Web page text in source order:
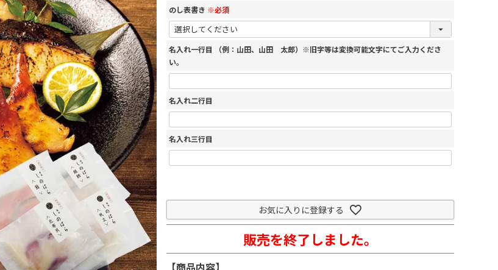
のし表書き ※必須
名入れ一行目 （例：山田、山田 太郎）※旧字等は変換可能文字にてご入力くださ
い。
名入れ二行目
名入れ三行目
お気に入りに登録する
販売を終了しました。